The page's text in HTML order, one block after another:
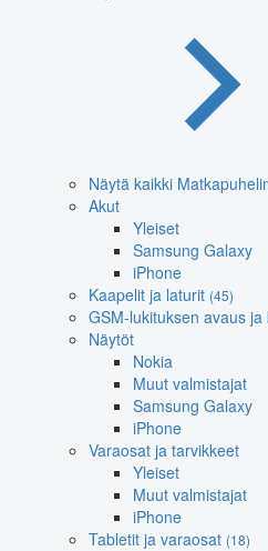
Näytä kaikki
Akut
Yleiset
Samsung Galaxy
iPhone
Kaapelit ja laturit (45)
GSM-lukituksen avaus ja
Näytöt
Nokia
Muut valmistajat
Samsung Galaxy
iPhone
Varaosat ja tarvikkeet
Yleiset
Muut valmistajat
iPhone
Tabletit ja varaosat (18)